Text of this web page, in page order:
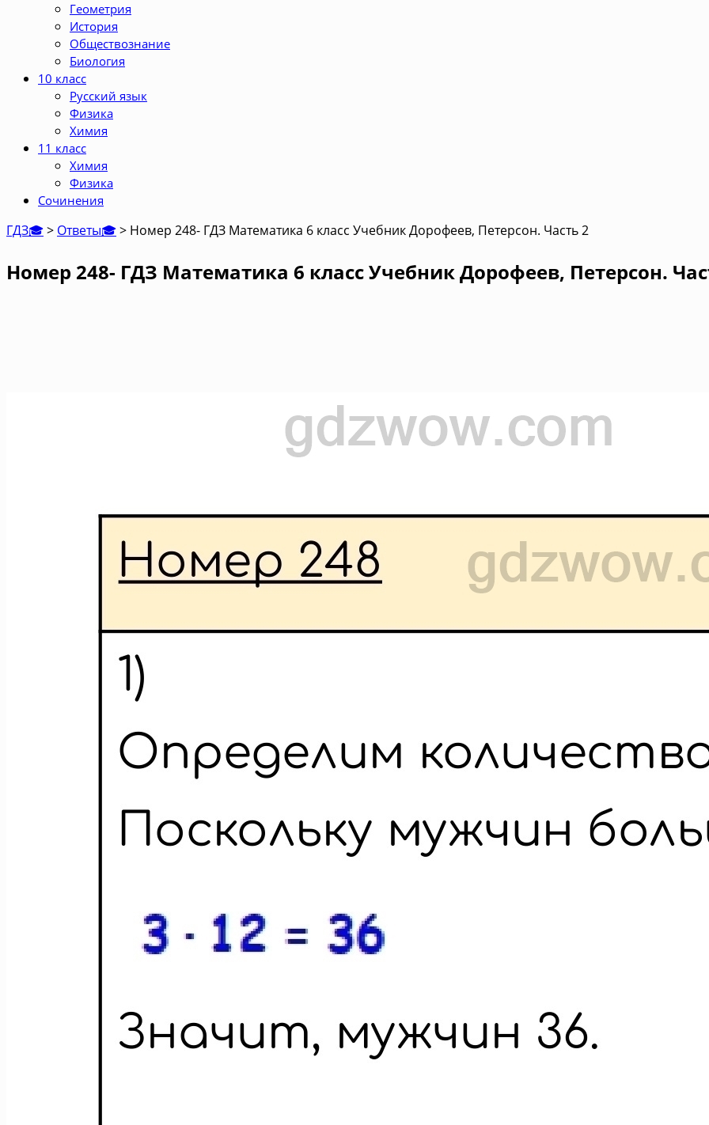
Геометрия
История
Обществознание
Биология
10 класс
Русский язык
Физика
Химия
11 класс
Химия
Физика
Сочинения
ГДЗ🎓> Ответы🎓> Номер 248- ГДЗ Математика 6 класс Учебник Дорофеев, Петерсон. Часть 2
Номер 248- ГДЗ Математика 6 класс Учебник Дорофеев, Петерсон.